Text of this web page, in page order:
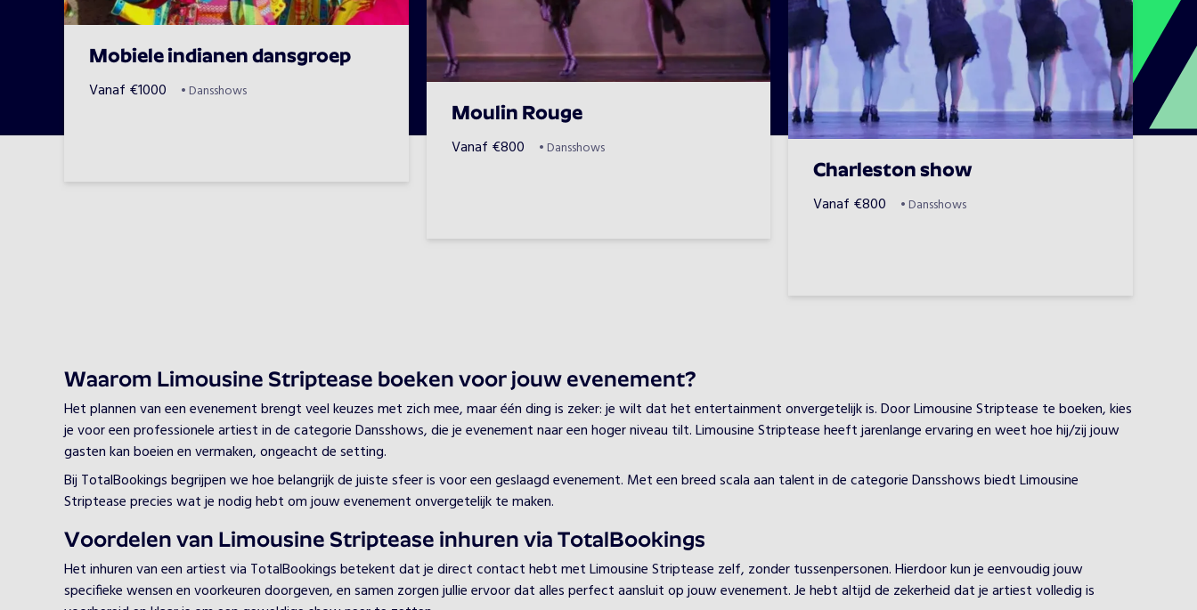
Mobiele indianen dansgroep
Vanaf €1000 • Dansshows
Moulin Rouge
Vanaf €800 • Dansshows
Charleston show
Vanaf €800 • Dansshows
Waarom Limousine Striptease boeken voor jouw evenement?
Het plannen van een evenement brengt veel keuzes met zich mee, maar één ding is zeker: je wilt dat het entertainment onvergetelijk is. Door Limousine Striptease te boeken, kies
je voor een professionele artiest in de categorie Dansshows, die je evenement naar een hoger niveau tilt. Limousine Striptease heeft jarenlange ervaring en weet hoe hij/zij jouw
gasten kan boeien en vermaken, ongeacht de setting.
Bij TotalBookings begrijpen we hoe belangrijk de juiste sfeer is voor een geslaagd evenement. Met een breed scala aan talent in de categorie Dansshows biedt Limousine
Striptease precies wat je nodig hebt om jouw evenement onvergetelijk te maken.
Voordelen van Limousine Striptease inhuren via TotalBookings
Het inhuren van een artiest via TotalBookings betekent dat je direct contact hebt met Limousine Striptease zelf, zonder tussenpersonen. Hierdoor kun je eenvoudig jouw
specifieke wensen en voorkeuren doorgeven, en samen zorgen jullie ervoor dat alles perfect aansluit op jouw evenement. Je hebt altijd de zekerheid dat je artiest volledig is